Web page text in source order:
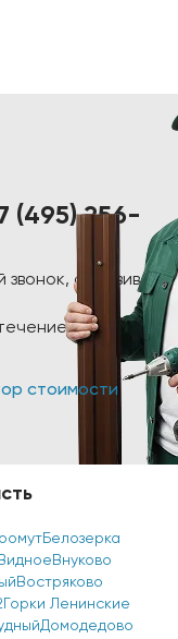
(495) 256-
оставив
1-2 минут!
стоимости
Белозерка
Внуково
Востряково
Горки Ленинские
Домодедово